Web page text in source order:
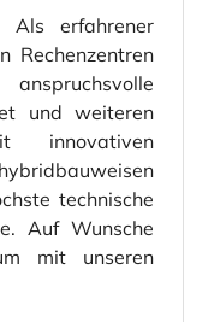
Als erfahrener
Rechenzentren
und weiteren
innovativen
technische
Auf Wunsche
mit unseren